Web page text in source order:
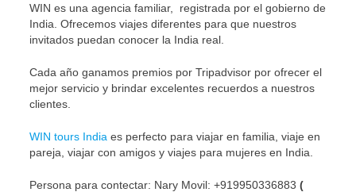
WIN es una agencia familiar, registrada por el gobierno de
India. Ofrecemos viajes diferentes para que nuestros
invitados puedan conocer la India real.
Cada año ganamos premios por Tripadvisor por ofrecer el
mejor servicio y brindar excelentes recuerdos a nuestros
clientes.
WIN tours India es perfecto para viajar en familia, viaje en
pareja, viajar con amigos y viajes para mujeres en India.
Persona para contectar: Nary Movil: +919950336883(